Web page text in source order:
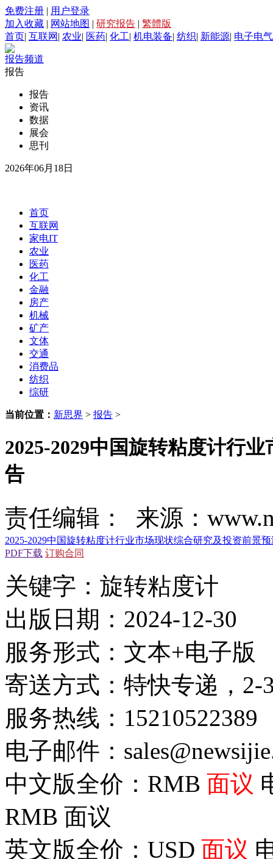
免费注册 | 用户登录
加入收藏 | 网站地图 | 研究报告 | 繁體版
首页| 互联网 | 农业| 医药| 化工| 机电装备| 纺织| 新能源| 电子电气
报告频道
报告
报告
资讯
数据
展会
思刊
2026年06月18日
首页
互联网
家电IT
农业
医药
化工
金融
房产
机械
矿产
文体
交通
消费品
纺织
综研
当前位置： 新思界 > 报告 >
2025-2029中国旋转粘度计行
告
责任编辑： 来源：
2025-2029中国旋转粘度计行业市场现状综合研究及投资前景
PDF下载 订购合同
关键字：旋转粘度计
出版日期：2024-12-30
服务形式：文本+电子版
寄送方式：特快专递，2-
服务热线：15210522389
电子邮件：
中文版全价：RMB 面议
RMB 面议
英文版全价：USD 面议